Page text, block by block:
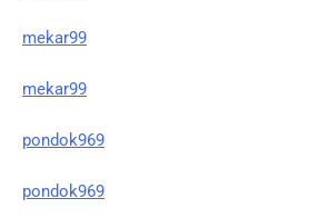
mekar99
mekar99
pondok969
pondok969